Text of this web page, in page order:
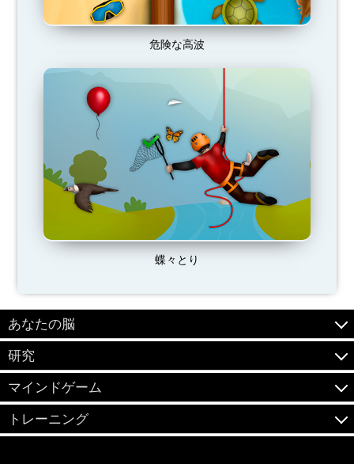
危険な高波
蝶々とり
あなたの脳
研究
マインドゲーム
トレーニング